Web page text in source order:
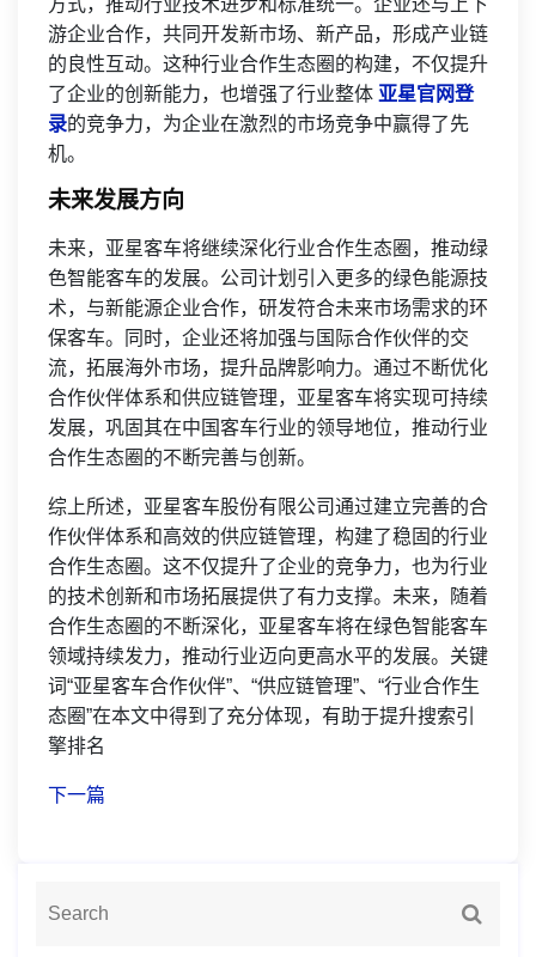
方式，推动行业技术进步和标准统一。企业还与上下
游企业合作，共同开发新市场、新产品，形成产业链
的良性互动。这种行业合作生态圈的构建，不仅提升
了企业的创新能力，也增强了行业整体 亚星官网登
录的竞争力，为企业在激烈的市场竞争中赢得了先
机。
未来发展方向
未来，亚星客车将继续深化行业合作生态圈，推动绿
色智能客车的发展。公司计划引入更多的绿色能源技
术，与新能源企业合作，研发符合未来市场需求的环
保客车。同时，企业还将加强与国际合作伙伴的交
流，拓展海外市场，提升品牌影响力。通过不断优化
合作伙伴体系和供应链管理，亚星客车将实现可持续
发展，巩固其在中国客车行业的领导地位，推动行业
合作生态圈的不断完善与创新。
综上所述，亚星客车股份有限公司通过建立完善的合
作伙伴体系和高效的供应链管理，构建了稳固的行业
合作生态圈。这不仅提升了企业的竞争力，也为行业
的技术创新和市场拓展提供了有力支撑。未来，随着
合作生态圈的不断深化，亚星客车将在绿色智能客车
领域持续发力，推动行业迈向更高水平的发展。关键
词“亚星客车合作伙伴”、“供应链管理”、“行业合作生
态圈”在本文中得到了充分体现，有助于提升搜索引
擎排名
下一篇